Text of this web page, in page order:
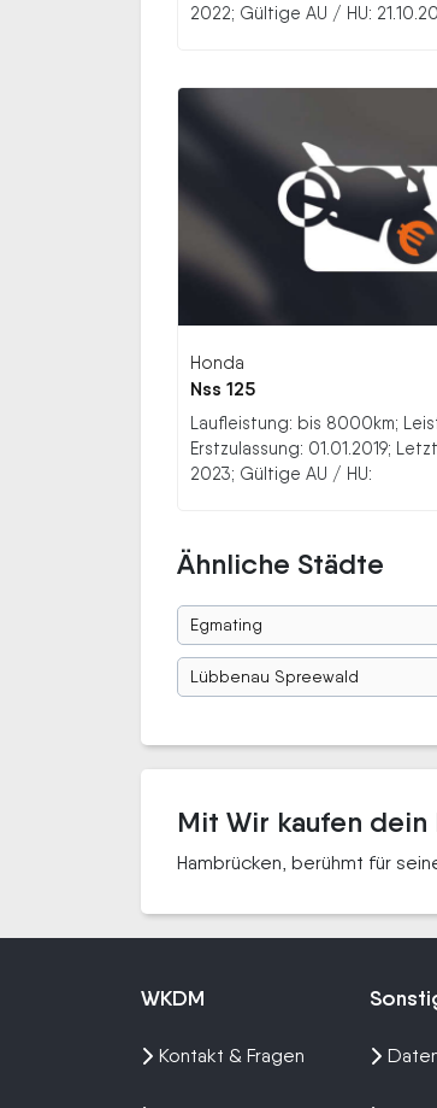
2022; Gültige AU / HU:
Honda
Nss 125
Laufleistung: bis 8000km;
Erstzulassung: 01.01.2019;
2023; Gültige AU / HU:
Ähnliche Städte
Egmating
Lübbenau Spreewald
Mit Wir kaufen
Hambrücken, berühmt für
WKDM
Kontakt & Fragen